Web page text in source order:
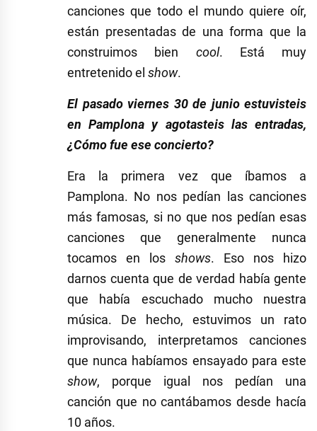
canciones que todo el mundo quiere oír,
están presentadas de una forma que la
construimos bien cool. Está muy
entretenido el show.
El pasado viernes 30 de junio estuvisteis
en Pamplona y agotasteis las entradas,
¿Cómo fue ese concierto?
Era la primera vez que íbamos a
Pamplona. No nos pedían las canciones
más famosas, si no que nos pedían esas
canciones que generalmente nunca
tocamos en los shows. Eso nos hizo
darnos cuenta que de verdad había gente
que había escuchado mucho nuestra
música. De hecho, estuvimos un rato
improvisando, interpretamos canciones
que nunca habíamos ensayado para este
show, porque igual nos pedían una
canción que no cantábamos desde hacía
10 años.